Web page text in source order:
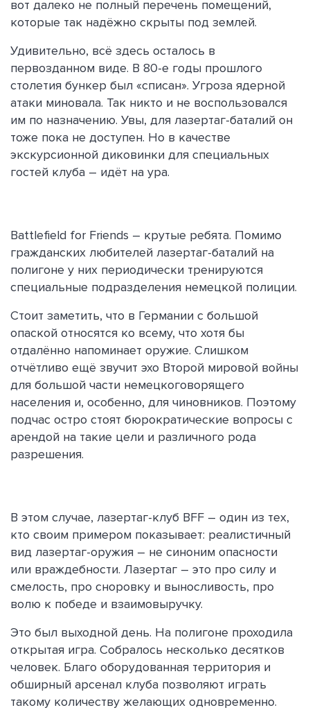
вот далеко не полный перечень помещений,
которые так надёжно скрыты под землей.
Удивительно, всё здесь осталось в
первозданном виде. В 80-е годы прошлого
столетия бункер был «списан». Угроза ядерной
атаки миновала. Так никто и не воспользовался
им по назначению. Увы, для лазертаг-баталий он
тоже пока не доступен. Но в качестве
экскурсионной диковинки для специальных
гостей клуба – идёт на ура.
Battlefield for Friends – крутые ребята. Помимо
гражданских любителей лазертаг-баталий на
полигоне у них периодически тренируются
специальные подразделения немецкой полиции.
Стоит заметить, что в Германии с большой
опаской относятся ко всему, что хотя бы
отдалённо напоминает оружие. Слишком
отчётливо ещё звучит эхо Второй мировой войны
для большой части немецкоговорящего
населения и, особенно, для чиновников. Поэтому
подчас остро стоят бюрократические вопросы с
арендой на такие цели и различного рода
разрешения.
В этом случае, лазертаг-клуб BFF – один из тех,
кто своим примером показывает: реалистичный
вид лазертаг-оружия – не синоним опасности
или враждебности. Лазертаг – это про силу и
смелость, про сноровку и выносливость, про
волю к победе и взаимовыручку.
Это был выходной день. На полигоне проходила
открытая игра. Собралось несколько десятков
человек. Благо оборудованная территория и
обширный арсенал клуба позволяют играть
такому количеству желающих одновременно.